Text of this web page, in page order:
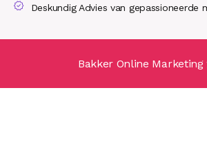
Deskundig Advies van gepassioneerde
Bakker Online Marketing